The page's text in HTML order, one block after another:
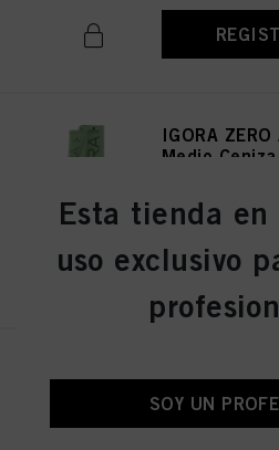
IGORA
Medio
medio
N.º de IDH
Esta tienda
uso exclusivo
SOY UN